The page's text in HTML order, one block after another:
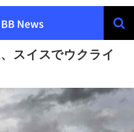
スイスでウクライ